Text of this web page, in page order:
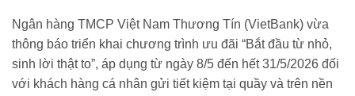
Ngân hàng TMCP Việt Nam Thương Tín (VietBank) vừa
thông báo triển khai chương trình ưu đãi “Bắt đầu từ nhỏ,
sinh lời thật to”, áp dụng từ ngày 8/5 đến hết 31/5/2026 đối
với khách hàng cá nhân gửi tiết kiệm tại quầy và trên nền